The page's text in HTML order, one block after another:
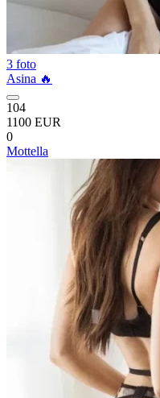
3 foto
Asina 🔥
104
1100 EUR
0
Mottella